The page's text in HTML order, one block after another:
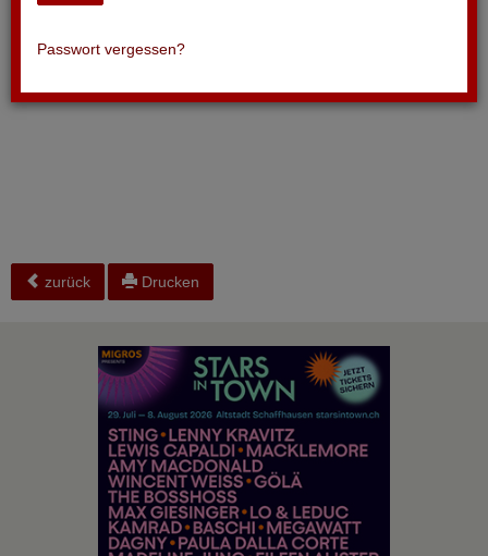
Passwort vergessen?
zurück Drucken